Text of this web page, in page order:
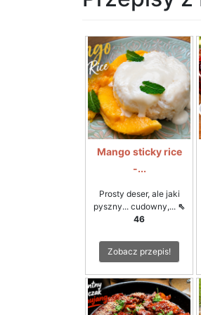
Mango sticky rice
-...
Prosty deser, ale jaki
pyszny... cudowny,... ⇖
46
Zobacz przepis!